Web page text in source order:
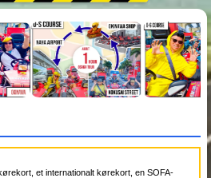
et internationalt kørekort, en SOFA-